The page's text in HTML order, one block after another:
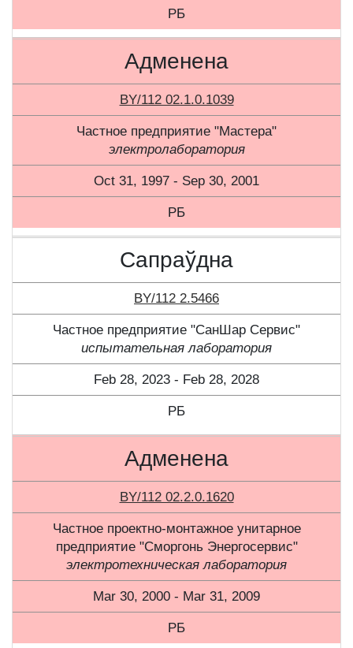
РБ
Адменена
BY/112 02.1.0.1039
Частное предприятие "Мастера"
электролаборатория
Oct 31, 1997 - Sep 30, 2001
РБ
Сапраўдна
BY/112 2.5466
Частное предприятие "СанШар Сервис"
испытательная лаборатория
Feb 28, 2023 - Feb 28, 2028
РБ
Адменена
BY/112 02.2.0.1620
Частное проектно-монтажное унитарное
предприятие "Сморгонь Энергосервис"
электротехническая лаборатория
Mar 30, 2000 - Mar 31, 2009
РБ